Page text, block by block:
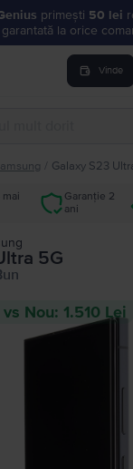
primești 50 lei
garantată la orice
Vinde
Galaxy S23
mai
Garanție 2
ani
5G
Nou: 1.510 Lei